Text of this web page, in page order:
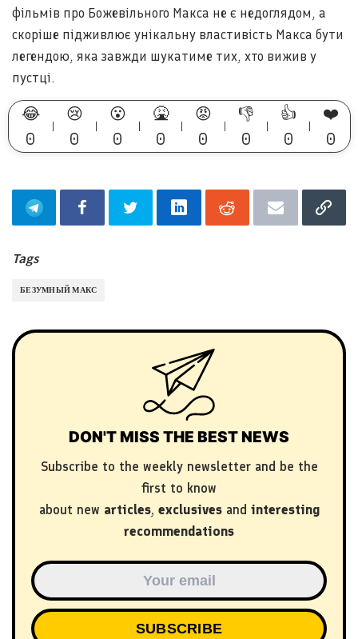
фільмів про Божевільного Макса не є недоглядом, а
скоріше підживлює унікальну властивість Макса бути
легендою, яка завжди шукатиме тих, хто вижив у
пустці.
😂
0
😢
0
😮
0
🤮
0
😡
0
👎
0
👍
0
❤️
0
Tags
БЕЗУМНЫЙ МАКС
DON'T MISS THE BEST NEWS
Subscribe to the weekly newsletter and be the
first to know
about new articles, exclusivesand interesting
recommendations